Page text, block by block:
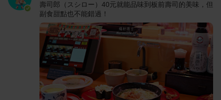
壽司郎（スシロー）40元就能品味到板前壽司的美味，但
副食甜點也不能錯過！